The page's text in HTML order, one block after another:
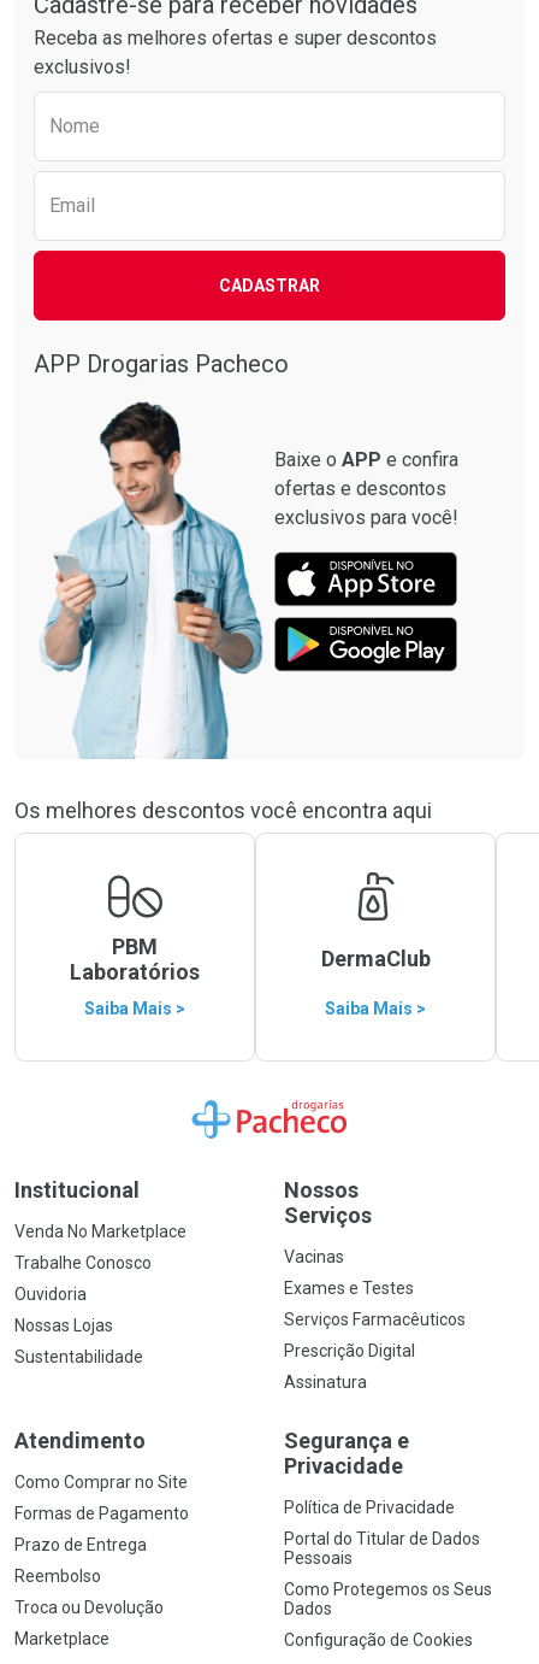
Comprar sem Desconto
Comprar sem Desconto
Comprar sem Desconto
Comprar sem Desconto
Receba as melhores ofertas e super descontos
exclusivos!
Nome
Email
CADASTRAR
APP Drogarias Pacheco
Baixe o APP e confira
ofertas e descontos
exclusivos para você!
Os melhores descontos você encontra aqui
PBM
Laboratórios
Saiba Mais >
DermaClub
Saiba Mais >
Ir para a Home
Institucional
Venda No Marketplace
Trabalhe Conosco
Ouvidoria
Nossas Lojas
Sustentabilidade
Nossos
Serviços
Vacinas
Exames e Testes
Serviços Farmacêuticos
Prescrição Digital
Assinatura
Atendimento
Como Comprar no Site
Formas de Pagamento
Prazo de Entrega
Reembolso
Troca ou Devolução
Marketplace
Segurança e
Privacidade
Política de Privacidade
Portal do Titular de Dados
Pessoais
Como Protegemos os Seus
Dados
Configuração de Cookies